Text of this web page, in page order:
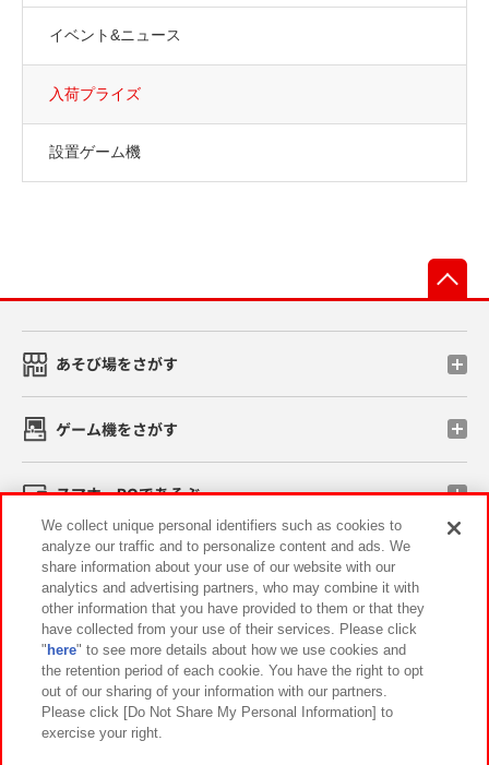
イベント&ニュース
入荷プライズ
設置ゲーム機
あそび場をさがす
ゲーム機をさがす
スマホ・PCであそぶ
イベント・キャンペーン
関連会社 サステナビリティ サイトポリシー
プライバシーポリシー ウェブアクセシビリティ方針と検証結果
お取引先さまとともに
We collect unique personal identifiers such as cookies to
analyze our traffic and to personalize content and ads. We
share information about your use of our website with our
analytics and advertising partners, who may combine it with
other information that you have provided to them or that they
have collected from your use of their services. Please click
" here" to see more details about how we use cookies and
the retention period of each cookie. You have the right to opt
out of our sharing of your information with our partners.
Please click [Do Not Share My Personal Information] to
exercise your right.